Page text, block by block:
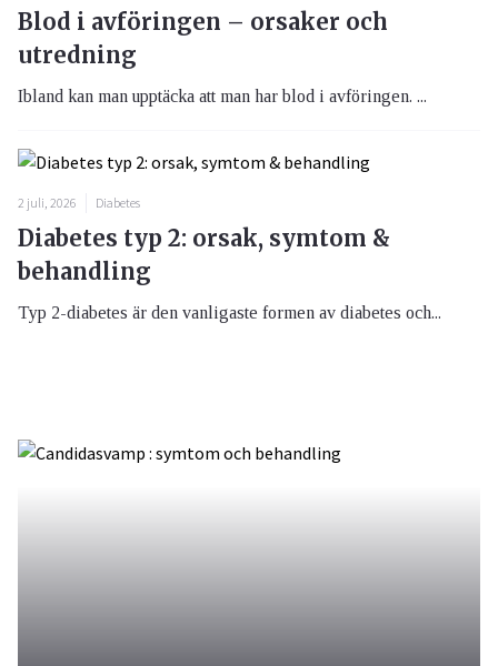
Blod i avföringen – orsaker och
utredning
Ibland kan man upptäcka att man har blod i avföringen. ...
2 juli, 2026 Diabetes
Diabetes typ 2: orsak, symtom &
behandling
Typ 2-diabetes är den vanligaste formen av diabetes och...